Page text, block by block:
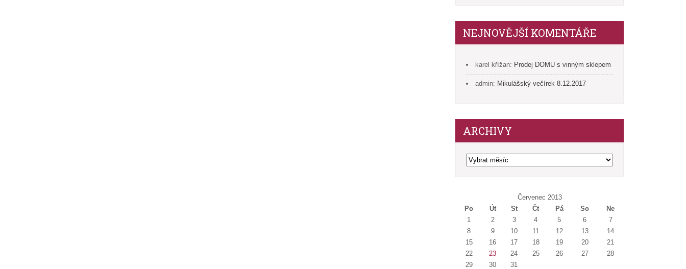
NEJNOVĚJŠÍ KOMENTÁŘE
karel křížan: Prodej DOMU s vinným sklepem
admin: Mikulášský večírek 8.12.2017
ARCHIVY
Archivy
Červenec 2013
Po
Út St Čt Pá So Ne
1 2 3 4 5 6
7
8
9 10 11 12 13
14
15
16 17 18 19 20
21
22
23 24 25 26 27
28
29
30 31